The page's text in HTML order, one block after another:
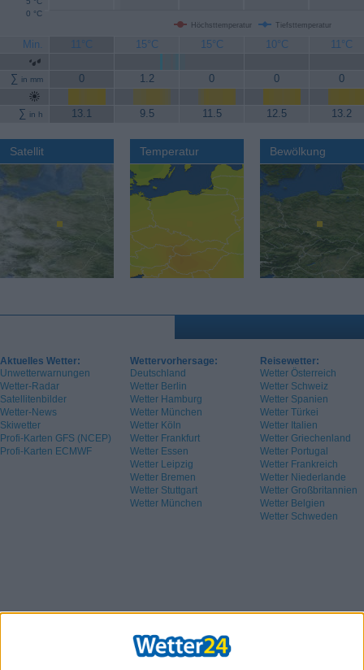
Höchsttemperatur Tiefsttemperatur
0 °C
Min. 11°C 15°C 15°C 10°C 11°C
∑ in mm 0 1.2 0 0 0
∑ in h 13.1 9.5 11.5 12.5 13.2
Satellit Temperatur Bewölkung
Aktuelles Wetter:
Unwetterwarnungen
Wetter-Radar
Satellitenbilder
Wetter-News
Skiwetter
Profi-Karten GFS (NCEP)
Profi-Karten ECMWF
Wettervorhersage:
Deutschland
Wetter Berlin
Wetter Hamburg
Wetter München
Wetter Köln
Wetter Frankfurt
Wetter Essen
Wetter Leipzig
Wetter Bremen
Wetter Stuttgart
Wetter München
Reisewetter:
Wetter Österreich
Wetter Schweiz
Wetter Spanien
Wetter Türkei
Wetter Italien
Wetter Griechenland
Wetter Portugal
Wetter Frankreich
Wetter Niederlande
Wetter Großbritannien
Wetter Belgien
Wetter Schweden